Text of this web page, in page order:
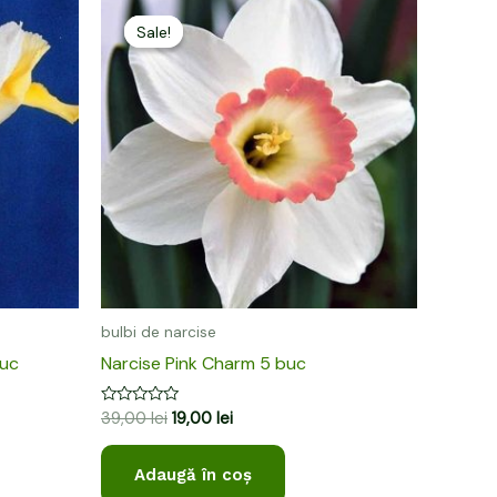
Sale!
Sale!
bulbi de narcise
Narcise Pink Charm 5 buc
Evaluat
0
din
39,00lei
inițial
a
fost:
39,00 lei.
19,00 lei
curent
19,00 lei.
Adaugă în coș